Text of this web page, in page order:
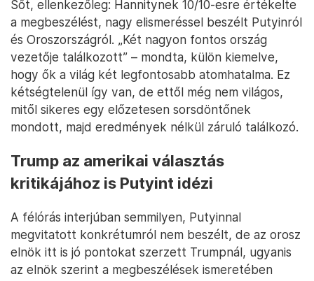
Sőt, ellenkezőleg: Hannitynek 10/10-esre értékelte
a megbeszélést, nagy elismeréssel beszélt Putyinról
és Oroszországról. „Két nagyon fontos ország
vezetője találkozott” – mondta, külön kiemelve,
hogy ők a világ két legfontosabb atomhatalma. Ez
kétségtelenül így van, de ettől még nem világos,
mitől sikeres egy előzetesen sorsdöntőnek
mondott, majd eredmények nélkül záruló találkozó.
Trump az amerikai választás
kritikájához is Putyint idézi
A félórás interjúban semmilyen, Putyinnal
megvitatott konkrétumról nem beszélt, de az orosz
elnök itt is jó pontokat szerzett Trumpnál, ugyanis
az elnök szerint a megbeszélések ismeretében